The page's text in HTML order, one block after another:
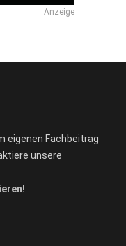
Anzeige
eigenen Fachbeitrag
unsere